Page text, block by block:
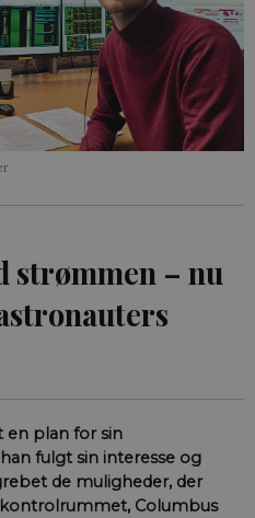
strømmen – nu
en plan for sin
fulgt sin interesse og
de muligheder, der
Columbus